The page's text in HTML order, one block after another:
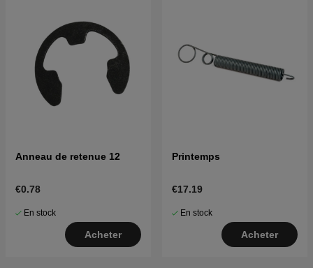
Anneau de retenue 12
€0.78
En stock
Acheter
Printemps
€17.19
En stock
Acheter